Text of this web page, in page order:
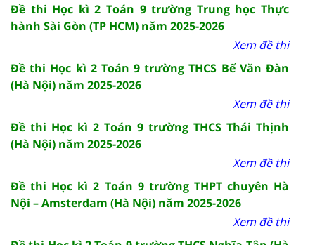
Đề thi Học kì 2 Toán 9 trường Trung học Thực
hành Sài Gòn (TP HCM) năm 2025-2026
Xem đề thi
Đề thi Học kì 2 Toán 9 trường THCS Bế Văn Đàn
(Hà Nội) năm 2025-2026
Xem đề thi
Đề thi Học kì 2 Toán 9 trường THCS Thái Thịnh
(Hà Nội) năm 2025-2026
Xem đề thi
Đề thi Học kì 2 Toán 9 trường THPT chuyên Hà
Nội – Amsterdam (Hà Nội) năm 2025-2026
Xem đề thi